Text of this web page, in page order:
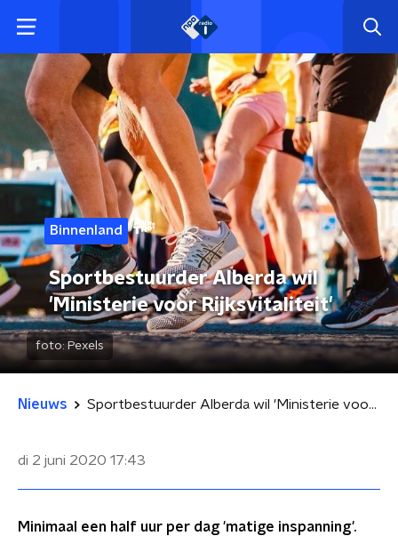
Binnenland
Sportbestuurder Alberda wil
'Ministerie voor Rijksvitaliteit'
foto: Pexels
Nieuws Sportbestuurder Alberda wil 'Ministerie voor Rijksvitaliteit'
di 2 juni 2020 17:43
Minimaal een half uur per dag 'matige inspanning'.